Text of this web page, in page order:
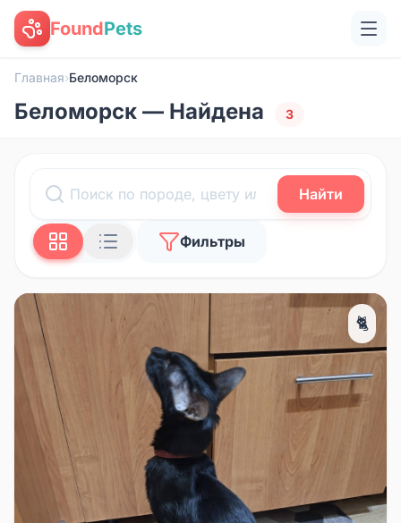
FoundPets
Главная›Беломорск
Беломорск — Найдена 3
Найти
Фильтры
🐈